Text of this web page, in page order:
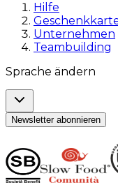
Hilfe
Unternehmen
Teambuilding
Sprache ändern
Newsletter abonnieren